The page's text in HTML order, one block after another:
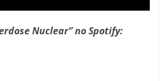
Nuclear” no Spotify: